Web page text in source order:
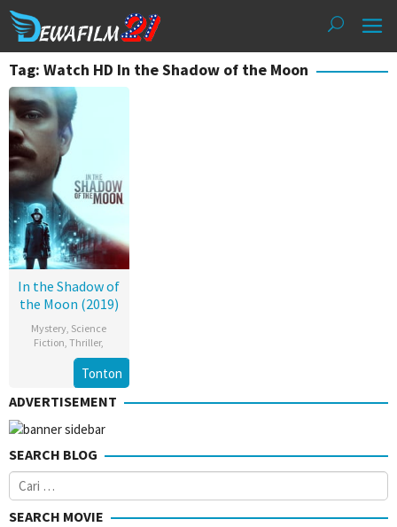
Loncat
ke
konten
Tag: Watch HD In the Shadow of the Moon
In the Shadow of
the Moon (2019)
Mystery, Science
Fiction,Thriller,
Tonton
ADVERTISEMENT
SEARCH BLOG
Cari
untuk:
SEARCH MOVIE